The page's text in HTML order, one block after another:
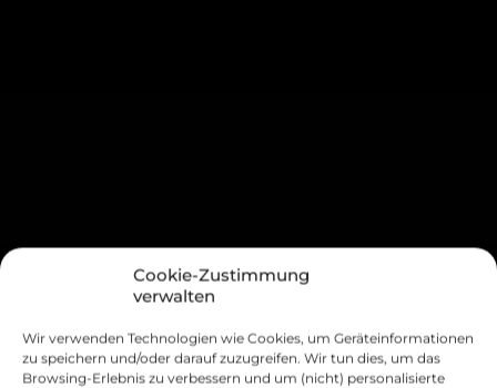
Cookie-Zustimmung
verwalten
Wir verwenden Technologien wie Cookies, um Geräteinformationen
zu speichern und/oder darauf zuzugreifen. Wir tun dies, um das
Browsing-Erlebnis zu verbessern und um (nicht) personalisierte